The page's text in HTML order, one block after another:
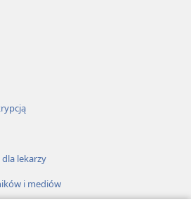
lekarzy
i mediów